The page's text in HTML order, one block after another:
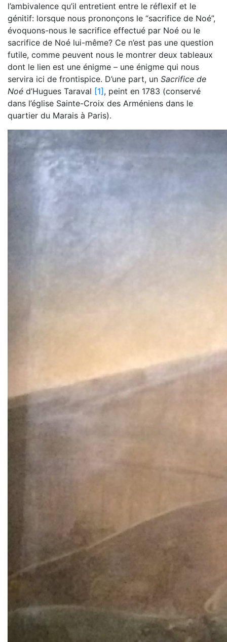
l’ambivalence qu’il entretient entre le réflexif et le
génitif: lorsque nous prononçons le “sacrifice de Noé”,
évoquons-nous le sacrifice effectué par Noé ou le
sacrifice de Noé lui-même? Ce n’est pas une question
futile, comme peuvent nous le montrer deux tableaux
dont le lien est une énigme – une énigme qui nous
servira ici de frontispice. D’une part, un Sacrifice de
Noé d’Hugues Taraval [1] , peint en 1783 (conservé
dans l’église Sainte-Croix des Arméniens dans le
quartier du Marais à Paris).